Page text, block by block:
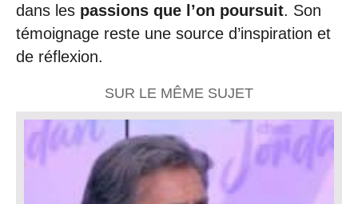
dans les passions que l’on poursuit. Son
témoignage reste une source d’inspiration et
de réflexion.
SUR LE MÊME SUJET